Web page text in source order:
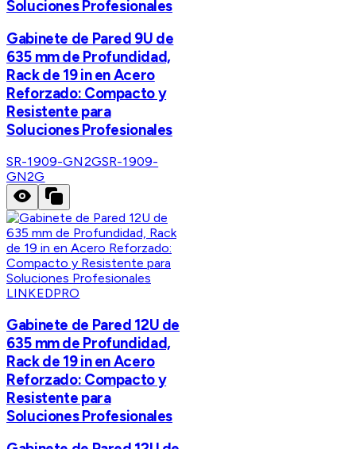
Soluciones Profesionales
Gabinete de Pared 9U de
635 mm de Profundidad,
Rack de 19 in en Acero
Reforzado: Compacto y
Resistente para
Soluciones Profesionales
SR-1909-GN2GSR-1909-
GN2G
LINKEDPRO
Gabinete de Pared 12U de
635 mm de Profundidad,
Rack de 19 in en Acero
Reforzado: Compacto y
Resistente para
Soluciones Profesionales